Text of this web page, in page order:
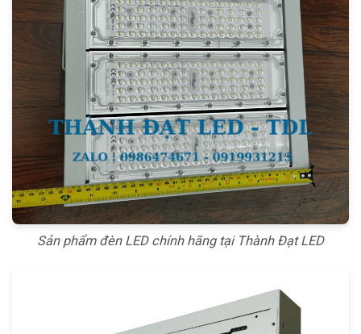
Sản phẩm đèn LED chính hãng tại Thành Đạt LED